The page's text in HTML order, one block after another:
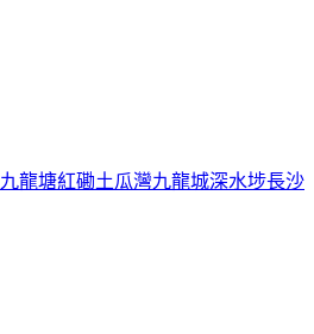
九龍塘紅磡土瓜灣九龍城深水埗長沙